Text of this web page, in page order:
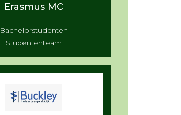
Erasmus MC
Bachelorstudenten
Studententeam